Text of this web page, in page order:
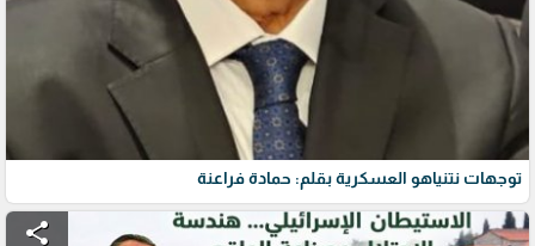
توجهات نتنياهو العسكرية بقلم: حمادة فراعنة
share